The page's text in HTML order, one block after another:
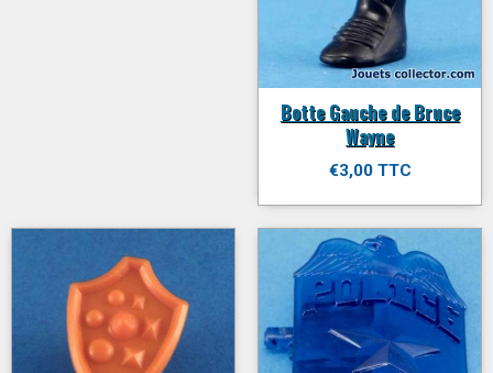
Botte Gauche de Bruce
Wayne
€3,00 TTC